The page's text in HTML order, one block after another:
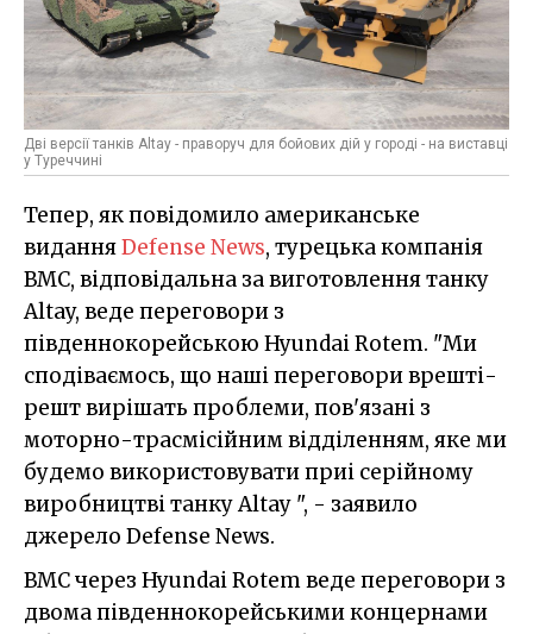
Дві версії танків Altay - праворуч для бойових дій у городі - на виставці
у Туреччині
Тепер, як повідомило американське
виданняDefense News, турецька компанія
BMC, відповідальна за виготовлення танку
Altay, веде переговори з
південнокорейською Hyundai Rotem. "Ми
сподіваємось, що наші переговори врешті-
решт вирішать проблеми, пов'язані з
моторно-трасмісійним відділенням, яке ми
будемо використовувати приі серійному
виробництві танку Altay ", - заявило
джерело Defense News.
BMC через Hyundai Rotem веде переговори з
двома південнокорейськими концернами